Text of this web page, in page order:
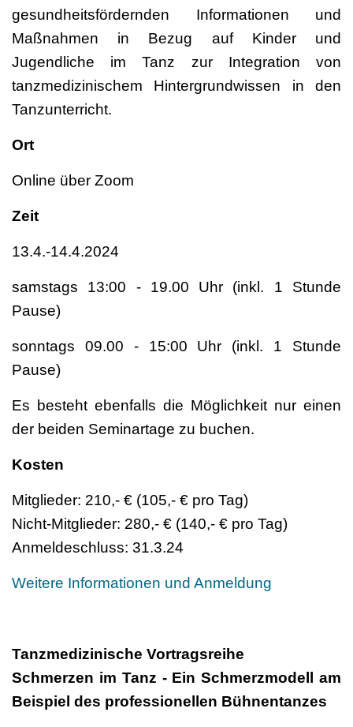
gesundheitsfördernden Informationen und
Maßnahmen in Bezug auf Kinder und
Jugendliche im Tanz zur Integration von
tanzmedizinischem Hintergrundwissen in den
Tanzunterricht.
Ort
Online über Zoom
Zeit
13.4.-14.4.2024
samstags 13:00 - 19.00 Uhr (inkl. 1 Stunde
Pause)
sonntags 09.00 - 15:00 Uhr (inkl. 1 Stunde
Pause)
Es besteht ebenfalls die Möglichkeit nur einen
der beiden Seminartage zu buchen.
Kosten
Mitglieder: 210,- € (105,- € pro Tag)
Nicht-Mitglieder: 280,- € (140,- € pro Tag)
Anmeldeschluss: 31.3.24
Weitere Informationen und Anmeldung
Tanzmedizinische Vortragsreihe
Schmerzen im Tanz - Ein Schmerzmodell am
Beispiel des professionellen Bühnentanzes